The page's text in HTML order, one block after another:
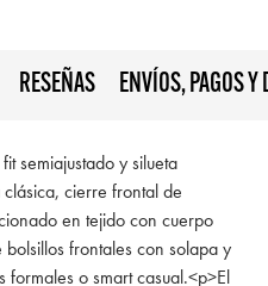
RESEÑAS ENVÍOS, PAGOS Y
semiajustado y silueta
cierre frontal de
en tejido con cuerpo
frontales con solapa y
o smart casual.<p>El